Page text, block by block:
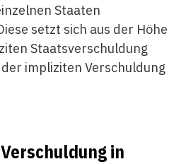
Staaten
setzt sich aus der Höhe
Staatsverschuldung
impliziten Verschuldung
in